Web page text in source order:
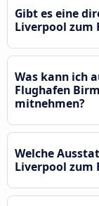
Gibt es eine
Liverpool zum
Was kann ich
Flughafen
mitnehmen?
Welche
Liverpool zum